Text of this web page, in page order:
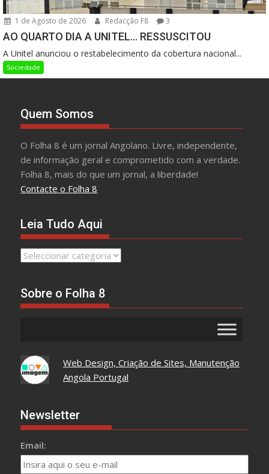
1 de Agosto de 2026 Redacção F8 3
AO QUARTO DIA A UNITEL… RESSUSCITOU
A Unitel anunciou o restabelecimento da cobertura nacional...
Sociedade
Quem Somos
O Folha 8 é um jornal Angolano. Livre, independente,
de informação geral e comprometido com a verdade.
Folha 8, mais do que um jornal, a liberdade!
Contacte o Folha 8
Leia Tudo Aqui
Leia
Sobre o Folha 8
Web Design, Criação de Sites, Manutenção
Angola Portugal
Newsletter
Email: